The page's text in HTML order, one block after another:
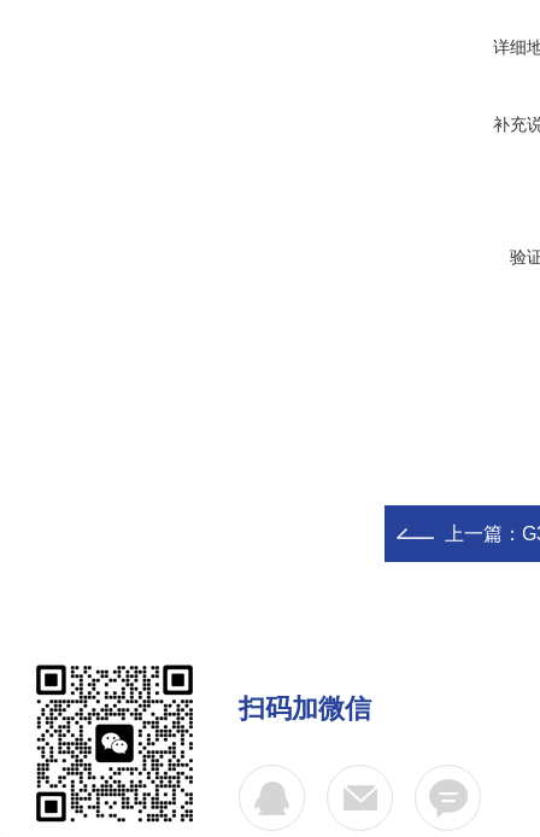
详细
补充
验
上一篇：
扫码加微信